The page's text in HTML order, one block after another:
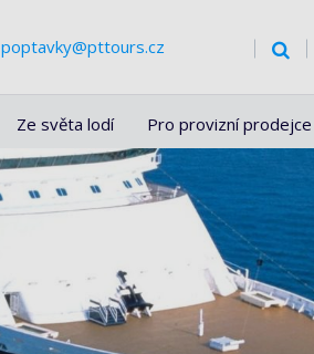
poptavky@pttours.cz
Ze světa lodí Pro provizní prodejce